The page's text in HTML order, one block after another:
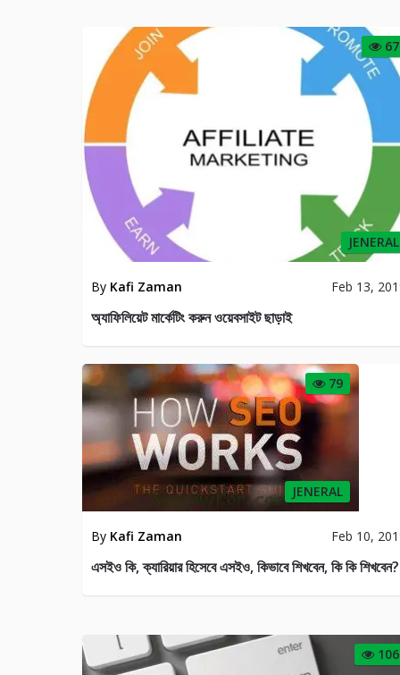
67
JENERAL
By Kafi Zaman Feb 13,
অ্যাফিলিয়েট মার্কেটিং করুন ওয়েবসাইট ছাড়াই
79
JENERAL
By Kafi Zaman Feb 10,
এসইও কি, ক্যারিয়ার হিসেবে এসইও, কিভাবে শিখবেন, কি কি শিখবেন?
106